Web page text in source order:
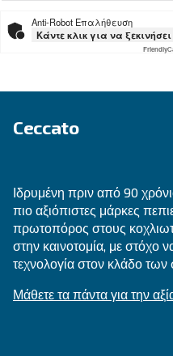
Ψάχνετε το
εφαρμογή
ΕΝΔΕΔΕΙΓΜΈΝΗ